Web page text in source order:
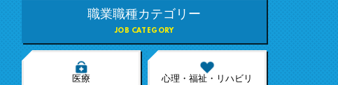
職業職種カテゴリー
JOB CATEGORY
医療 心理・福祉・リハビリ